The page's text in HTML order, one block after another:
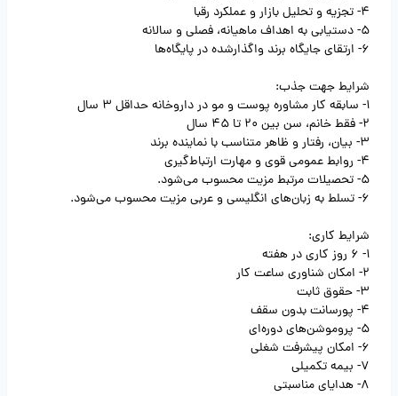
4- تجزیه و تحلیل بازار و عملکرد رقبا
5- دستیابی به اهداف ماهیانه، فصلی و سالانه
6- ارتقای جایگاه برند واگذارشده در پایگاه‌ها
شرایط جهت جذب:
1- سابقه کار مشاوره پوست و مو در داروخانه حداقل 3 سال
2- فقط خانم، سن بین 20 تا 45 سال
3- بیان، رفتار و ظاهر متناسب با نماینده برند
4- روابط عمومی قوی و مهارت ارتباط‌گیری
5- تحصیلات مرتبط مزیت محسوب می‌شود.
6- تسلط به زبان‌های انگلیسی و عربی مزیت محسوب می‌شود.
شرایط کاری:
1- 6 روز کاری در هفته
2- امکان شناوری ساعت کار
3- حقوق ثابت
4- پورسانت بدون سقف
5- پروموشن‌های دوره‌ای
6- امکان پیشرفت شغلی
7- بیمه تکمیلی
8- هدایای مناسبتی